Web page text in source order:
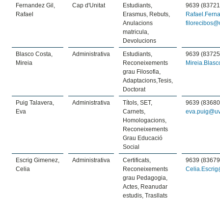
Fernandez Gil,
Rafael
Cap d'Unitat
Estudiants,
Erasmus, Rebuts,
Anulacions
matricula,
Devolucions
9639
Blasco Costa,
Mireia
Administrativa
Estudiants,
Reconeixements
grau Filosofia,
Adaptacions,Tesis,
Doctorat
9639
Puig Talavera,
Eva
Administrativa
Títols, SET,
Carnets,
Homologacions,
Reconeixements
Grau Educació
Social
9639
Escrig Gimenez,
Celia
Administrativa
Certificats,
Reconeixements
grau Pedagogia,
Actes, Reanudar
estudis, Trasllats
9639